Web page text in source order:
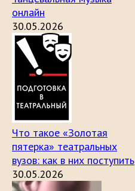
онлайн
30.05.2026
Что такое «Золотая
пятерка» театральных
вузов: как в них поступить
30.05.2026